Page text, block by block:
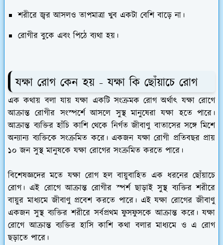
শরীরে জ্বর আসলও তাপমাত্রা খুব একটা বেশি বাড়ে না।
রোগীর বুকে এবং পিঠে ব্যথা হয়।
যক্ষা রোগ কেন হয় - যক্ষা কি ছোঁয়াচে রোগ
এক কথায় বলা যায় যক্ষা একটি সংক্রমক রোগ অর্থাৎ যক্ষা রোগে
আক্রান্ত রোগীর সংস্পর্শে আসলে সুস্থ মানুষেরা যক্ষা হতে পারে।
আক্রান্ত ব্যক্তির হাঁচি কাশি থেকে নির্গত জীবাণু বাতাসের সঙ্গে মিশে
অন্যান্য ব্যক্তিকে সংক্রমিত করে। একজন যক্ষা রোগী প্রতিবছর প্রায়
১০ জন সুস্থ মানুষকে যক্ষা রোগের সংক্রমিত করতে পারে।
বিশেষজ্ঞদের মতে যক্ষা রোগ হল বায়ুবাহিত এক ধরনের ছোঁয়াচে
রোগ। এই রোগে আক্রান্ত রোগীর স্পর্শ ছাড়াই সুস্থ ব্যক্তির শরীরে
বায়ুর মাধ্যমে জীবাণু প্রবেশ করতে পারে। এই যক্ষা রোগের জীবাণু
একজন সুস্থ ব্যক্তির শরীরে সর্বপ্রথম ফুসফুসকে আক্রান্ত করে। যক্ষা
রোগে আক্রান্ত ব্যক্তির হাসি কাশি কথা বলার মাধ্যমে ও এ রোগ
ছড়াতে পারে।